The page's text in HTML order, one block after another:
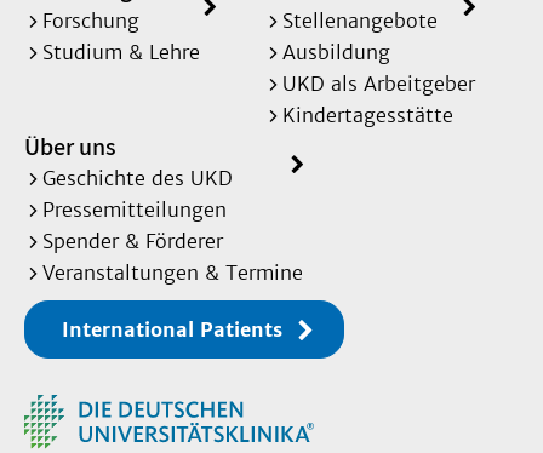
Forschung
Studium & Lehre
Stellenangebote
Ausbildung
UKD als Arbeitgeber
Kindertagesstätte
Über uns
Geschichte des UKD
Pressemitteilungen
Spender & Förderer
Veranstaltungen & Termine
International Patients